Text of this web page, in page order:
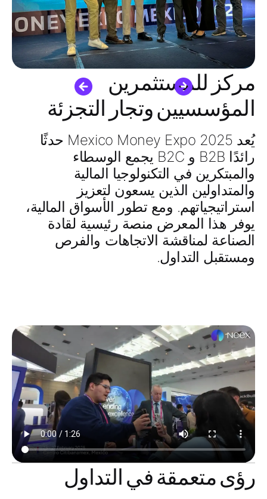
مركز للمستثمرين
المؤسسيين وتجار التجزئة
يُعد Mexico Money Expo 2025 حدثًا
رائدًا B2B و B2C
يجمع الوسطاء
والمبتكرين في التكنولوجيا المالية
والمتداولين الذين يسعون لتعزيز
استراتيجياتهم. ومع تطور الأسواق المالية،
يوفر هذا المعرض منصة رئيسية لقادة
الصناعة لمناقشة الاتجاهات والفرص
ومستقبل التداول.
رؤى متعمقة في التداول